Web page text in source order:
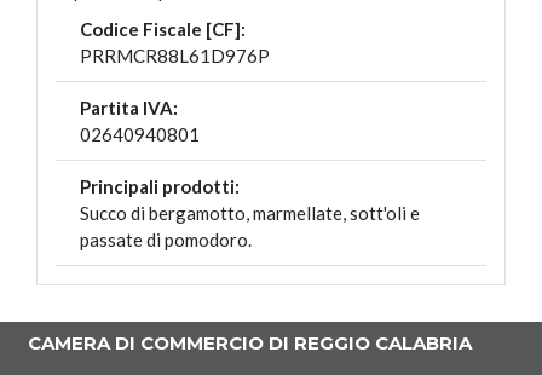
Codice Fiscale [CF]:
PRRMCR88L61D976P
Partita IVA:
02640940801
Principali prodotti:
Succo di bergamotto, marmellate, sott'oli e
passate di pomodoro.
CAMERA DI COMMERCIO DI REGGIO CALABRIA